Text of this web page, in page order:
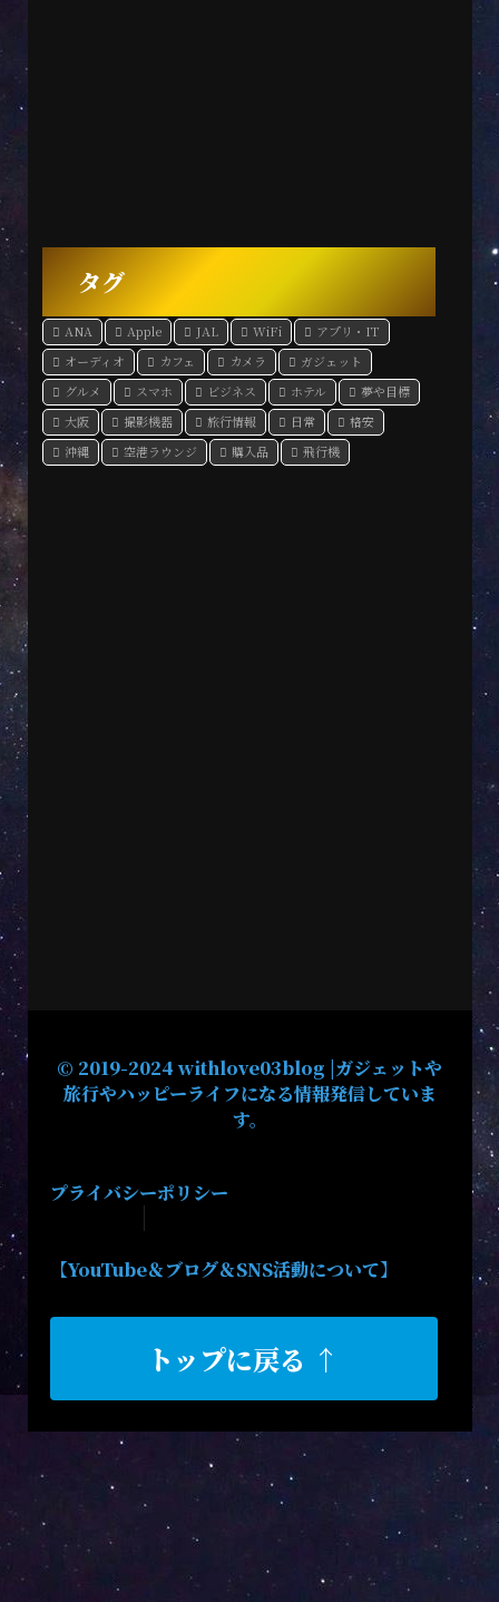
タグ
ANA Apple JAL WiFi
アプリ・IT
オーディオ
カフェ カメラ
ガジェット
グルメ
スマホ ビジネス ホテル
夢や目標
大阪
撮影機器 旅行情報 日常
格安
沖縄
空港ラウンジ 購入品 飛行機
© 2019-2024 withlove03blog |ガジェットや
旅行やハッピーライフになる情報発信していま
す。
プライバシーポリシー
【YouTube＆ブログ＆SNS活動について】
トップに戻る ↑